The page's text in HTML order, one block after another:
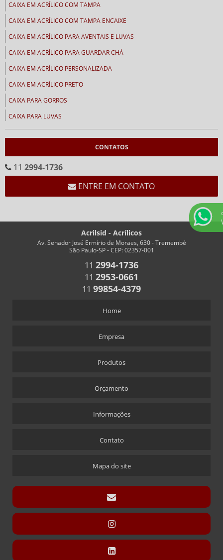
CAIXA EM ACRÍLICO COM TAMPA
CAIXA EM ACRÍLICO COM TAMPA ENCAIXE
CAIXA EM ACRÍLICO PARA AVENTAIS E LUVAS
CAIXA EM ACRÍLICO PARA GUARDAR CHÁ
CAIXA EM ACRÍLICO PERSONALIZADA
CAIXA EM ACRÍLICO PRETO
CAIXA PARA GORROS
CAIXA PARA LUVAS
CALENDÁRIOS
CALENDÁRIO EM ACRÍLICO FORMATO “V”
CHAVEIROS
CHAVEIRO RETANGULAR
CHAVEIROS PERSONALIZADOS RETANGULARES
ALFINETE QUE ACOMPANHA CRACHÁ
ÍMÃ QUE ACOMPANHA CRACHÁ
DISPLAY PARA CARTÃO EXPOSITOR
DISPLAY MODELO “T” SANDUÍCHE
DISPLAY MODELO “T” SANDUÍCHE EM ACRÍLICO
CONTATOS
11 2994-1736
ENTRE EM CONTATO
Acrilsid - Acrílicos
Av. Senador José Ermírio de Moraes, 630 - Tremembé
São Paulo-SP - CEP: 02357-001
11 2994-1736
11 2953-0661
11 99854-4379
Home
Empresa
Produtos
Orçamento
Informações
Contato
Mapa do site